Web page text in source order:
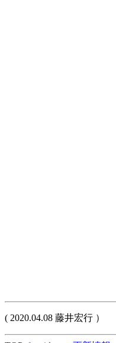
( 2020.04.08 藤井宏行 ）